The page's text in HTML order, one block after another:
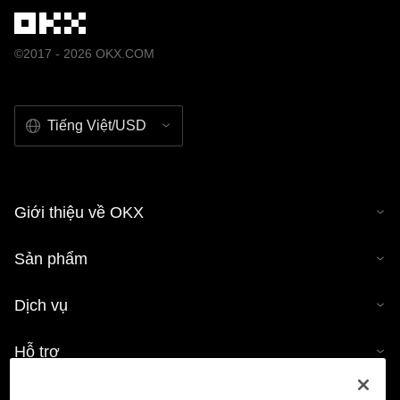
©2017 - 2026 OKX.COM
Tiếng Việt/USD
Giới thiệu về OKX
Sản phẩm
Dịch vụ
Hỗ trợ